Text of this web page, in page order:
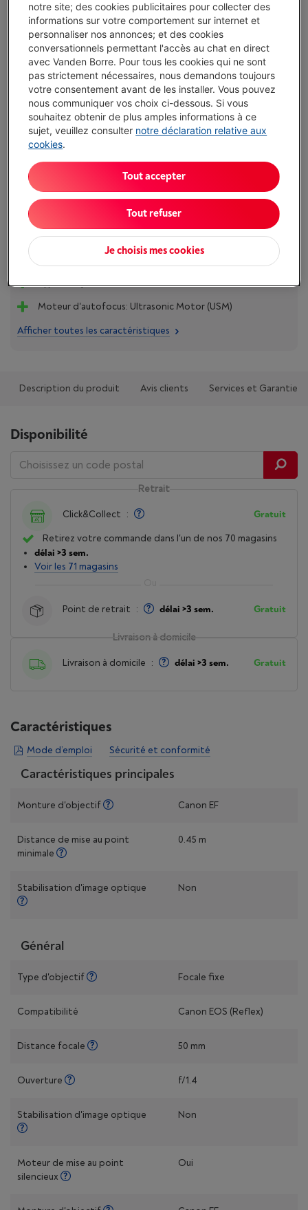
Exemple représentatif : OUVERTURE DE CRÉDIT À DURÉE INDÉTERMINÉE
de 1.500,00 EUR à un TAUX ANNUEL EFFECTIF GLOBAL de 14,50 % dont
0,02% du capital emprunté par mois de frais de carte (taux débiteur
VARIABLE de 14,23%), et un taux débiteur de 6,24%.
Délai >3 sem.-Voir le stock
€ 479,00
Ou 10 mensualités de € 49,29 -Plus d'infos
Taux débiteur 6,24%, Coût du crédit € 13,90
J'achète
Comparer
Atouts
Moteur d'autofocus: Ultrasonic Motor (USM)
Afficher toutes les caractéristiques
Description du produit Avis clients Services et Garantie
Disponibilité
Livraison à domicile
Livraison à domicile : délai >3 sem. Gratuit
Retrait
Click&Collect : Gratuit
Retirez votre commande dans l'un de nos 70 magasins
délai >3 sem.
Voir les 71 magasins
Point de retrait : délai >3 sem. Gratuit
Caractéristiques
Mode d’emploi Sécurité et conformité
Caractéristiques principales
Monture d'objectif Canon EF
Distance de mise au point
minimale
0.45 m
Stabilisation d'image optique Non
Général
Type d'objectif Focale fixe
Compatibilité Canon EOS (Reflex)
Distance focale 50 mm
Ouverture f/1.4
Stabilisation d'image optique Non
Moteur de mise au point
silencieux
Oui
notre site; des cookies publicitaires pour collecter des
informations sur votre comportement sur internet et
personnaliser nos annonces; et des cookies
conversationnels permettant l'accès au chat en direct
avec Vanden Borre. Pour tous les cookies qui ne sont
pas strictement nécessaires, nous demandons toujours
votre consentement avant de les installer. Vous pouvez
nous communiquer vos choix ci-dessous. Si vous
souhaitez obtenir de plus amples informations à ce
sujet, veuillez consulter notre déclaration relative aux
cookies.
Je choisis mes cookies
Tout refuser
Tout accepter